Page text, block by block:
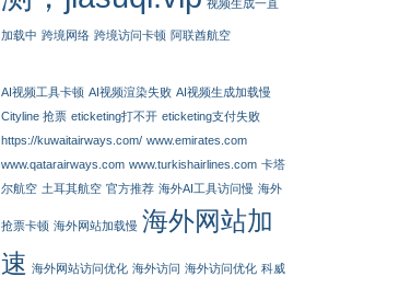
视频生成一直
加载中 跨境网络 跨境访问卡顿 阿联酋航空
AI视频工具卡顿 AI视频渲染失败 AI视频生成加载慢
Cityline 抢票 eticketing打不开 eticketing支付失败
https://kuwaitairways.com/ www.emirates.com
www.qatarairways.com www.turkishairlines.com 卡塔
尔航空 土耳其航空 官方推荐 海外AI工具访问慢 海外
抢票卡顿 海外网站加载慢 海外网站加
速 海外网站访问优化 海外访问 海外访问优化 科威